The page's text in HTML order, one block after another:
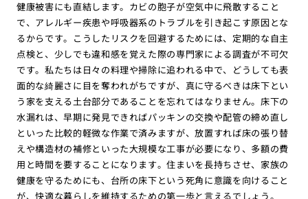
健康被害にも直結します。カビの胞子が空気中に飛散すること
で、アレルギー疾患や呼吸器系のトラブルを引き起こす原因とな
るからです。こうしたリスクを回避するためには、定期的な自主
点検と、少しでも違和感を覚えた際の専門家による調査が不可欠
です。私たちは日々の料理や掃除に追われる中で、どうしても表
面的な綺麗さに目を奪われがちですが、真に守るべきは床下とい
う家を支える土台部分であることを忘れてはなりません。床下の
水漏れは、早期に発見できればパッキンの交換や配管の締め直し
といった比較的軽微な作業で済みますが、放置すれば床の張り替
えや構造材の補修といった大規模な工事が必要になり、多額の費
用と時間を要することになります。住まいを長持ちさせ、家族の
健康を守るためにも、台所の床下という死角に意識を向けること
が、快適な暮らしを維持するための第一歩と言えるでしょう。